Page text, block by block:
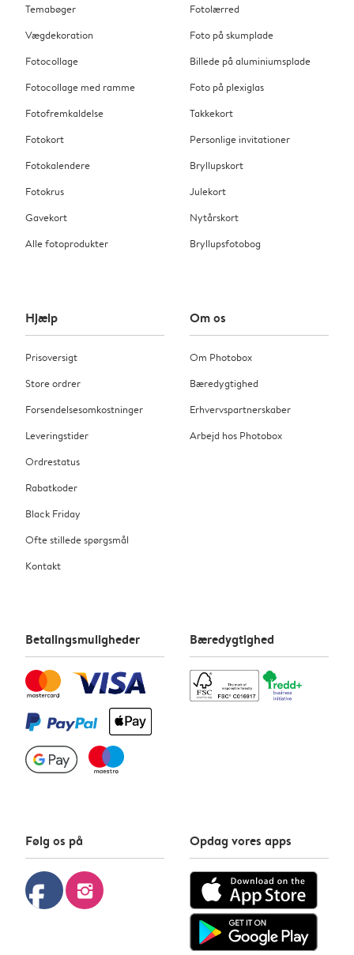
Temabøger
Vægdekoration
Fotocollage
Fotocollage med ramme
Fotofremkaldelse
Fotokort
Fotokalendere
Fotokrus
Gavekort
Alle fotoprodukter
Fotolærred
Foto på skumplade
Billede på aluminiumsplade
Foto på plexiglas
Takkekort
Personlige invitationer
Bryllupskort
Julekort
Nytårskort
Bryllupsfotobog
Hjælp
Prisoversigt
Store ordrer
Forsendelsesomkostninger
Leveringstider
Ordrestatus
Rabatkoder
Black Friday
Ofte stillede spørgsmål
Kontakt
Om os
Om Photobox
Bæredygtighed
Erhvervspartnerskaber
Arbejd hos Photobox
Betalingsmuligheder Bæredygtighed
Følg os på
facebook instagram
Opdag vores apps